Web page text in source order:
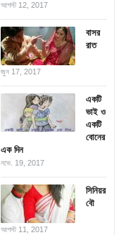
আগস্ট 12, 2017
বাসর
রাত
জুন 17, 2017
একটি
ভাই ও
একটি
বোনের
এক দিন
নভে. 19, 2017
সিনিয়র
বৌ
আগস্ট 11, 2017